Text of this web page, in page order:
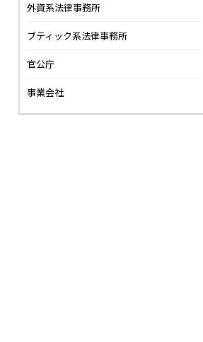
外資系法律事務所
ブティック系法律事務所
官公庁
事業会社